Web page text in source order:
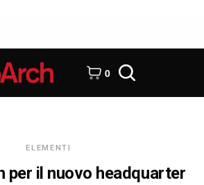
0
ELEMENTI
per il nuovo headquarter